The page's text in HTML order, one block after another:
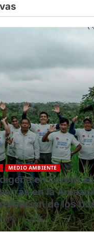
MEDIO AMBIENTE
Roman: la
microscopios
de Perú
julio 2, 2026